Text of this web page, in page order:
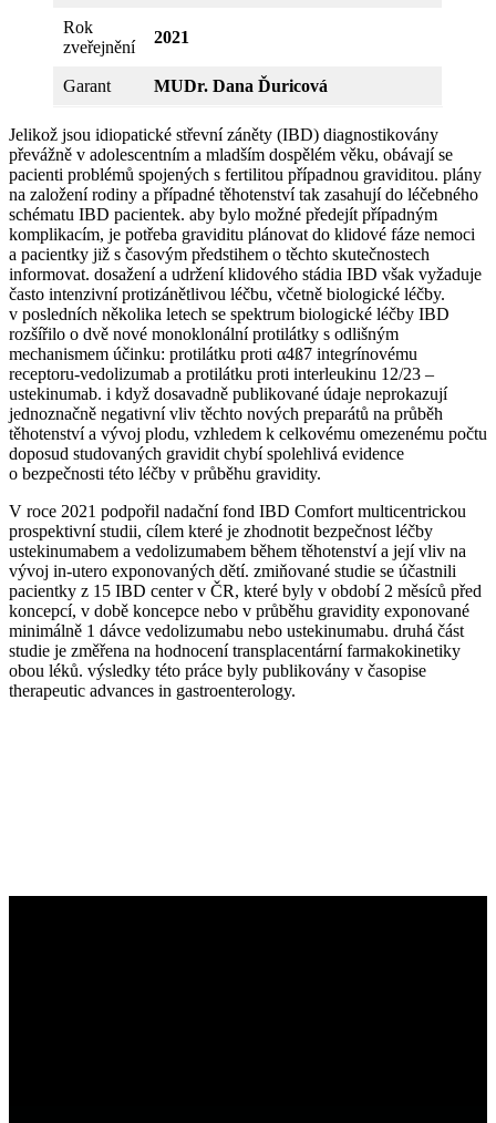
Rok
zveřejnění
2021
Garant MUDr. Dana Ďuricová
Jelikož jsou idiopatické střevní záněty (IBD) diagnostikovány
převážně v adolescentním a mladším dospělém věku, obávají se
pacienti problémů spojených s fertilitou případnou graviditou. plány
na založení rodiny a případné těhotenství tak zasahují do léčebného
schématu IBD pacientek. aby bylo možné předejít případným
komplikacím, je potřeba graviditu plánovat do klidové fáze nemoci
a pacientky již s časovým předstihem o těchto skutečnostech
informovat. dosažení a udržení klidového stádia IBD však vyžaduje
často intenzivní protizánětlivou léčbu, včetně biologické léčby.
v posledních několika letech se spektrum biologické léčby IBD
rozšířilo o dvě nové monoklonální protilátky s odlišným
mechanismem účinku: protilátku proti α4ß7 integrínovému
receptoru-vedolizumab a protilátku proti interleukinu 12/23 –
ustekinumab. i když dosavadně publikované údaje neprokazují
jednoznačně negativní vliv těchto nových preparátů na průběh
těhotenství a vývoj plodu, vzhledem k celkovému omezenému počtu
doposud studovaných gravidit chybí spolehlivá evidence
o bezpečnosti této léčby v průběhu gravidity.
V roce 2021 podpořil nadační fond IBD Comfort multicentrickou
prospektivní studii, cílem které je zhodnotit bezpečnost léčby
ustekinumabem a vedolizumabem během těhotenství a její vliv na
vývoj in-utero exponovaných dětí. zmiňované studie se účastnili
pacientky z 15 IBD center v ČR, které byly v období 2 měsíců před
koncepcí, v době koncepce nebo v průběhu gravidity exponované
minimálně 1 dávce vedolizumabu nebo ustekinumabu. druhá část
studie je změřena na hodnocení transplacentární farmakokinetiky
obou léků. výsledky této práce byly publikovány v časopise
therapeutic advances in gastroenterology.